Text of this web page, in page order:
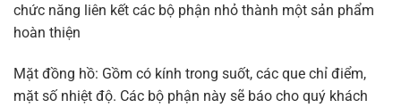
chức năng liên kết các bộ phận nhỏ thành một sản phẩm
hoàn thiện
Mặt đồng hồ: Gồm có kính trong suốt, các que chỉ điểm,
mặt số nhiệt độ. Các bộ phận này sẽ báo cho quý khách